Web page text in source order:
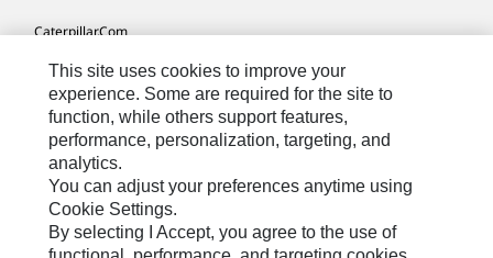
Caterpillar.com
Связаться С Caterpillar
Карта Сайта
Cookie Settings
Юридическая Информация
Конфиденциальность Личных Данных
This site uses cookies to improve your
experience. Some are required for the site to
function, while others support features,
performance, personalization, targeting, and
analytics.
You can adjust your preferences anytime using
Cookie Settings.
By selecting I Accept, you agree to the use of